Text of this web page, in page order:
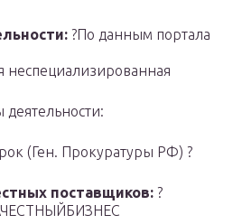
?По данным портала
неспециализированная
(Ген. Прокуратуры РФ) ?
поставщиков: ?